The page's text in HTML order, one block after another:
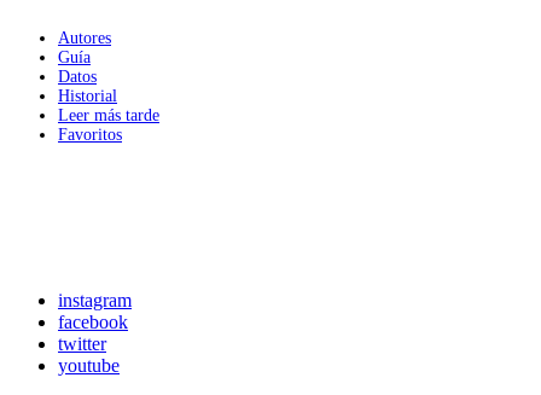
Autores
Guía
Datos
Historial
Leer más tarde
Favoritos
instagram
facebook
twitter
youtube